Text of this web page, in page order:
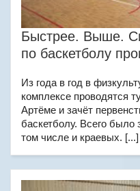
Быстрее. Выше.
по баскетболу
Из года в год в
комплексе проводятся
Артёме и зачёт
баскетболу. Всего было
том числе и краевых. [...]